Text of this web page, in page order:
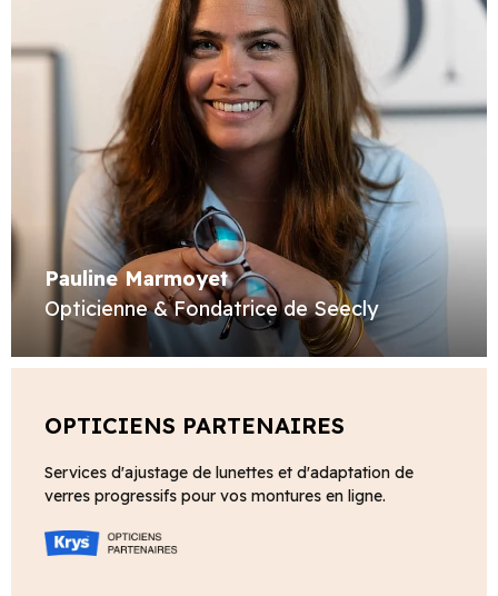
Pauline Marmoyet
Opticienne & Fondatrice de Seecly
OPTICIENS PARTENAIRES
Services d'ajustage de lunettes et d'adaptation de
verres progressifs pour vos montures en ligne.